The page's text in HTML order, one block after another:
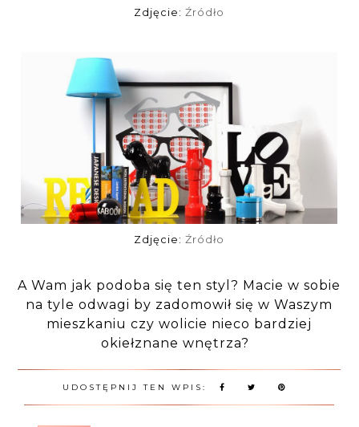
Zdjęcie:Źródło
Zdjęcie:Źródło
A Wam jak podoba się ten styl? Macie w sobie
na tyle odwagi by zadomowił się w Waszym
mieszkaniu czy wolicie nieco bardziej
okiełznane wnętrza?
UDOSTĘPNIJ TEN WPIS: